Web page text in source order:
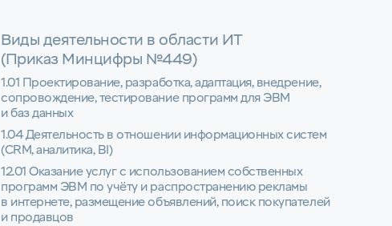
Виды деятельности в области ИТ
(Приказ Минцифры №449)
1.01 Проектирование, разработка, адаптация, внедрение,
сопровождение, тестирование программ для ЭВМ
и баз данных
1.04 Деятельность в отношении информационных систем
(CRM, аналитика, BI)
12.01 Оказание услуг с использованием собственных
программ ЭВМ по учёту и распространению рекламы
в интернете, размещение объявлений, поиск покупателей
и продавцов